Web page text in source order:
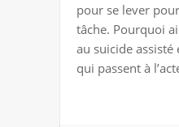
pour se lever
tâche. Pourquoi
au suicide
qui passent à